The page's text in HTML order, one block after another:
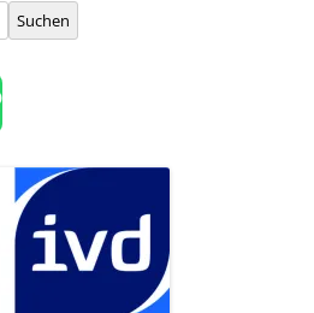
Suchen